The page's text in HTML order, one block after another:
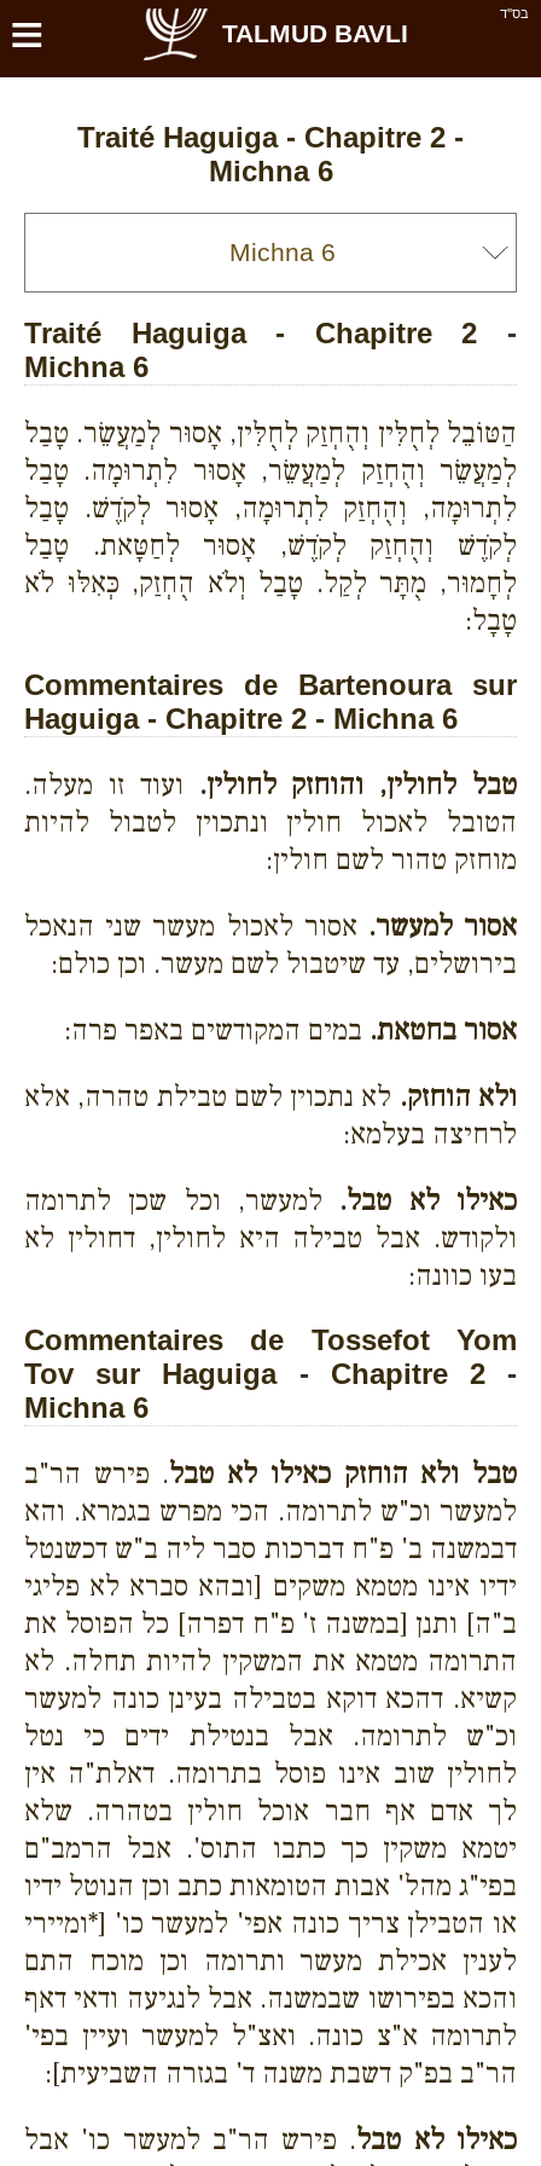
בס''ד ≡ TALMUD BAVLI
Traité Haguiga - Chapitre 2 -
Michna 6
Traité Haguiga - Chapitre 2 -
Michna 6
הַטּוֹבֵל לְחֻלִּין וְהֻחְזַק לְחֻלִּין, אָסוּר לְמַעֲשֵׂר. טָבַל
לְמַעֲשֵׂר וְהֻחְזַק לְמַעֲשֵׂר, אָסוּר לִתְרוּמָה. טָבַל
לִתְרוּמָה, וְהֻחְזַק לִתְרוּמָה, אָסוּר לְקֹדֶשׁ. טָבַל
לְקֹדֶשׁ וְהֻחְזַק לְקֹדֶשׁ, אָסוּר לְחַטָּאת. טָבַל
לְחָמוּר, מֻתָּר לְקַל. טָבַל וְלֹא הֻחְזַק, כְּאִלּוּ לֹא
טָבָל:
Commentaires de Bartenoura sur
Haguiga - Chapitre 2 - Michna 6
טבל לחולין, והוחזק לחולין. ועוד זו מעלה.
הטובל לאכול חולין ונתכוין לטבול להיות
מוחזק טהור לשם חולין:
אסור למעשר. אסור לאכול מעשר שני הנאכל
בירושלים, עד שיטבול לשם מעשר. וכן כולם:
אסור בחטאת. במים המקודשים באפר פרה:
ולא הוחזק. לא נתכוין לשם טבילת טהרה, אלא
לרחיצה בעלמא:
כאילו לא טבל. למעשר, וכל שכן לתרומה
ולקודש. אבל טבילה היא לחולין, דחולין לא
בעו כוונה:
Commentaires de Tossefot Yom
Tov sur Haguiga - Chapitre 2 -
Michna 6
טבל ולא הוחזק כאילו לא טבל. פירש הר"ב
למעשר וכ"ש לתרומה. הכי מפרש בגמרא. והא
דבמשנה ב' פ"ח דברכות סבר ליה ב"ש דכשנטל
ידיו אינו מטמא משקים [ובהא סברא לא פליגי
ב"ה] ותנן [במשנה ז' פ"ח דפרה] כל הפוסל את
התרומה מטמא את המשקין להיות תחלה. לא
קשיא. דהכא דוקא בטבילה בעינן כונה למעשר
וכ"ש לתרומה. אבל בנטילת ידים כי נטל
לחולין שוב אינו פוסל בתרומה. דאלת"ה אין
לך אדם אף חבר אוכל חולין בטהרה. שלא
יטמא משקין כך כתבו התוס'. אבל הרמב"ם
בפי"ג מהל' אבות הטומאות כתב וכן הנוטל ידיו
או הטבילן צריך כונה אפי' למעשר כו' [*ומיירי
לענין אכילת מעשר ותרומה וכן מוכח התם
והכא בפירושו שבמשנה. אבל לנגיעה ודאי דאף
לתרומה א"צ כונה. ואצ"ל למעשר ועיין בפי'
הר"ב בפ"ק דשבת משנה ד' בגזרה השביעית]:
כאילו לא טבל. פירש הר"ב למעשר כו' אבל